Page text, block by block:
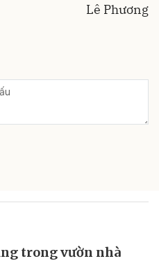
Lê Phương
trong vườn nhà